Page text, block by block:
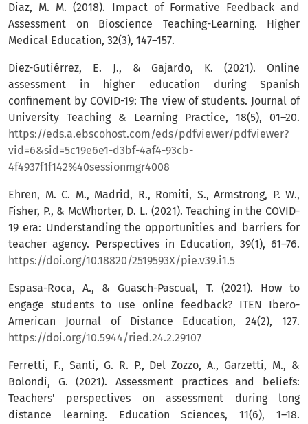
Diaz, M. M. (2018). Impact of Formative Feedback and
Assessment on Bioscience Teaching-Learning. Higher
Medical Education, 32(3), 147–157.
Diez-Gutiérrez, E. J., & Gajardo, K. (2021). Online
assessment in higher education during Spanish
confinement by COVID-19: The view of students. Journal of
University Teaching & Learning Practice, 18(5), 01–20.
https://eds.a.ebscohost.com/eds/pdfviewer/pdfviewer?
vid=6&sid=5c19e6e1-d3bf-4af4-93cb-
4f4937f1f142%40sessionmgr4008
Ehren, M. C. M., Madrid, R., Romiti, S., Armstrong, P. W.,
Fisher, P., & McWhorter, D. L. (2021). Teaching in the COVID-
19 era: Understanding the opportunities and barriers for
teacher agency. Perspectives in Education, 39(1), 61–76.
https://doi.org/10.18820/2519593X/pie.v39.i1.5
Espasa-Roca, A., & Guasch-Pascual, T. (2021). How to
engage students to use online feedback? ITEN Ibero-
American Journal of Distance Education, 24(2), 127.
https://doi.org/10.5944/ried.24.2.29107
Ferretti, F., Santi, G. R. P., Del Zozzo, A., Garzetti, M., &
Bolondi, G. (2021). Assessment practices and beliefs:
Teachers' perspectives on assessment during long
distance learning. Education Sciences, 11(6), 1–18.